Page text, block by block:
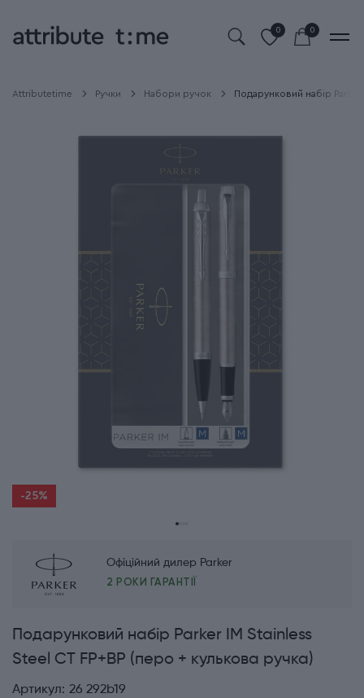
0 0
Attributetime Ручки Набори ручок Подарунковий набір Parker
-25%
Офіційний дилер Parker
2 РОКИ ГАРАНТІЇ
Подарунковий набір Parker IM Stainless
Steel CT FP+BP (перо + кулькова ручка)
Артикул: 26 292b19